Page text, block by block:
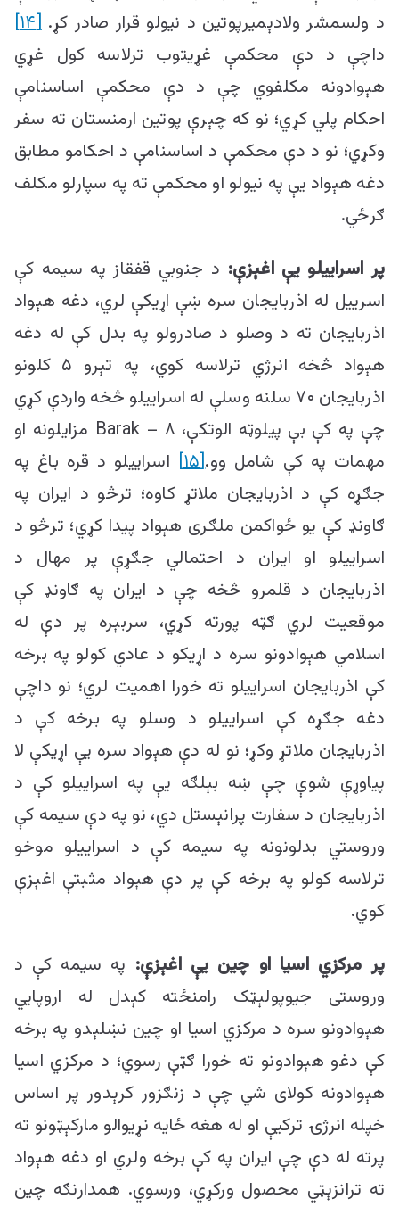
د ولسمشر ولادېمیرپوتین د نیولو قرار صادر کړ.[۱۴]
داچې د دې محکمې غړیتوب ترلاسه کول غړي
هېوادونه مکلفوي چې د دې محکمې اساسنامې
احکام پلي کړي؛ نو که چېرې پوتین ارمنستان ته سفر
وکړي؛ نو د دې محکمې د اساسنامې د احکامو مطابق
دغه هېواد یې په نیولو او محکمې ته په سپارلو مکلف
ګرځي.
پر اسراییلو یې اغېزې: د جنوبي قفقاز په سیمه کې
اسرییل له اذربایجان سره ښې اړیکې لري، دغه هېواد
اذربایجان ته د وصلو د صادرولو په بدل کې له دغه
هېواد څخه انرژي ترلاسه کوي، په تېرو ۵ کلونو
اذربایجان ۷۰ سلنه وسلې له اسراییلو څخه واردې کړي
چې په کې بې پیلوټه الوتکې، Barak – ۸ مزایلونه او
مهمات په کې شامل وو.[۱۵]
اسراییلو د قره باغ په
جګړه کې د اذربایجان ملاتړ کاوه؛ ترڅو د ایران په
ګاونډ کې یو ځواکمن ملګری هېواد پیدا کړي؛ ترڅو د
اسراییلو او ایران د احتمالي جګړې پر مهال د
اذربایجان د قلمرو څخه چې د ایران په ګاونډ کې
موقعیت لري ګټه پورته کړي، سربېره پر دې له
اسلامي هېوادونو سره د اړیکو د عادي کولو په برخه
کې اذربایجان اسراییلو ته خورا اهمیت لري؛ نو داچې
دغه جګړه کې اسراییلو د وسلو په برخه کې د
اذربایجان ملاتړ وکړ؛ نو له دې هېواد سره یې اړیکې لا
پیاوړې شوې چې ښه بېلګه یې په اسراییلو کې د
اذربایجان د سفارت پرانېستل دي، نو په دې سیمه کې
وروستي بدلونونه په سیمه کې د اسراییلو موخو
ترلاسه کولو په برخه کې پر دې هېواد مثبتې اغېزې
کوي.
پر مرکزي اسیا او چین یې اغېزې: په سیمه کې د
وروستی جیوپولېټک رامنځته کېدل له اروپايي
هېوادونو سره د مرکزي اسیا او چین نښلېدو په برخه
کې دغو هېوادونو ته خورا ګټې رسوي؛ د مرکزي اسیا
هېوادونه کولای شي چې د زنګزور کرېدور پر اساس
خپله انرژۍ ترکیې او له هغه ځایه نړیوالو مارکېټونو ته
پرته له دې چې ایران په کې برخه ولري او دغه هېواد
ته ترانزېټي محصول ورکړي، ورسوي. همدارنګه چین